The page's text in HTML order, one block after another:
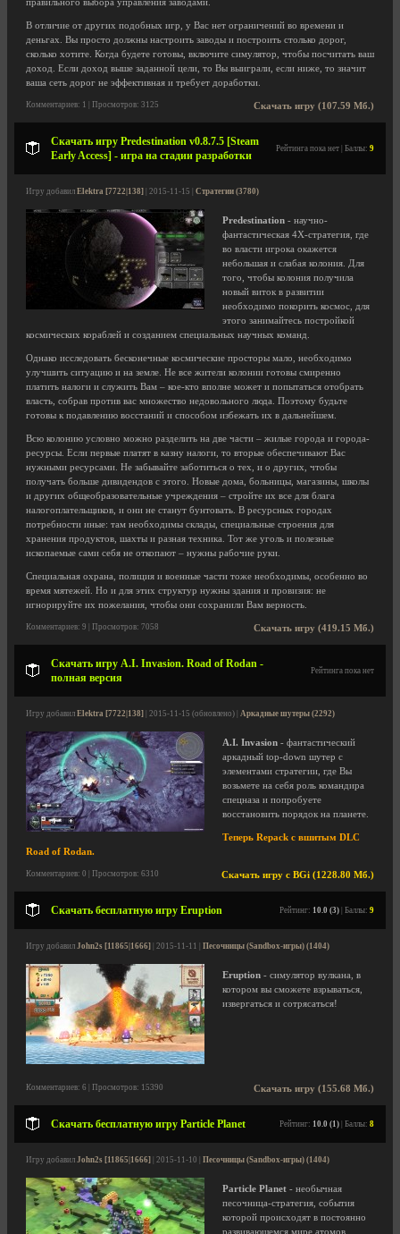
правильного выбора управления заводами.
В отличие от других подобных игр, у Вас нет ограничений во времени и
деньгах. Вы просто должны настроить заводы и построить столько дорог,
сколько хотите. Когда будете готовы, включите симулятор, чтобы посчитать ваш
доход. Если доход выше заданной цели, то Вы выиграли, если ниже, то значит
ваша сеть дорог не эффективная и требует доработки.
Скачать игру (107.59 Мб.)
Комментариев: 1 | Просмотров: 3125
Скачать игру Predestination v0.8.7.5 [Steam
Early Access] - игра на стадии разработки
Рейтинга пока нет | Баллы: 9
Игру добавил Elektra [7722|138] | 2015-11-15 | Стратегии (3780)
Predestination - научно-
фантастическая 4X-стратегия, где
во власти игрока окажется
небольшая и слабая колония. Для
того, чтобы колония получила
новый виток в развитии
необходимо покорить космос, для
этого занимайтесь постройкой
космических кораблей и созданием специальных научных команд.
Однако исследовать бесконечные космические просторы мало, необходимо
улучшить ситуацию и на земле. Не все жители колонии готовы смиренно
платить налоги и служить Вам – кое-кто вполне может и попытаться отобрать
власть, собрав против вас множество недовольного люда. Поэтому будьте
готовы к подавлению восстаний и способом избежать их в дальнейшем.
Всю колонию условно можно разделить на две части – жилые города и города-
ресурсы. Если первые платят в казну налоги, то вторые обеспечивают Вас
нужными ресурсами. Не забывайте заботиться о тех, и о других, чтобы
получать больше дивидендов с этого. Новые дома, больницы, магазины, школы
и других общеобразовательные учреждения – стройте их все для блага
налогоплательщиков, и они не станут бунтовать. В ресурсных городах
потребности иные: там необходимы склады, специальные строения для
хранения продуктов, шахты и разная техника. Тот же уголь и полезные
ископаемые сами себя не откопают – нужны рабочие руки.
Специальная охрана, полиция и военные части тоже необходимы, особенно во
время мятежей. Но и для этих структур нужны здания и провизия: не
игнорируйте их пожелания, чтобы они сохранили Вам верность.
Скачать игру (419.15 Мб.)
Комментариев: 9 | Просмотров: 7058
Скачать игру A.I. Invasion. Road of Rodan -
полная версия
Рейтинга пока нет
Игру добавил Elektra [7722|138] | 2015-11-15 (обновлено) | Аркадные шутеры (2292)
A.I. Invasion - фантастический
аркадный top-down шутер c
элементами стратегии, где Вы
возьмете на себя роль командира
спецназа и попробуете
восстановить порядок на планете.
Теперь Repack с вшитым DLC
Road of Rodan.
Скачать игру с BGi (1228.80 Мб.)
Комментариев: 0 | Просмотров: 6310
Скачать бесплатную игру Eruption Рейтинг: 10.0 (3) | Баллы: 9
Игру добавил John2s [11865|1666] | 2015-11-11 | Песочницы (Sandbox-игры) (1404)
Eruption - симулятор вулкана, в
котором вы сможете взрываться,
извергаться и сотрясаться!
Скачать игру (155.68 Мб.)
Комментариев: 6 | Просмотров: 15390
Скачать бесплатную игру Particle Planet Рейтинг: 10.0 (1) | Баллы: 8
Игру добавил John2s [11865|1666] | 2015-11-10 | Песочницы (Sandbox-игры) (1404)
Particle Planet - необычная
песочница-стратегия, события
которой происходят в постоянно
развивающемся мире атомов,